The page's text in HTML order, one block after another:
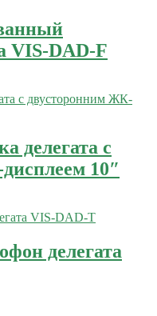
VIS-DAD-F
делегата с
10″
делегата